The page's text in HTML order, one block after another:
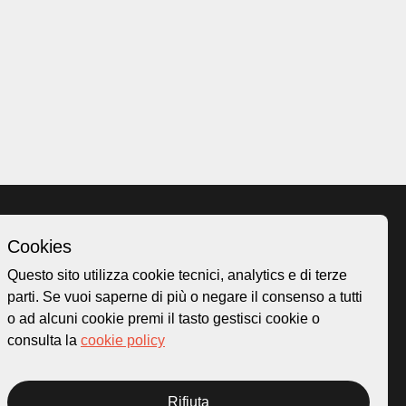
Homepage
Mappa
Storie
Cookies
Questo sito utilizza cookie tecnici, analytics e di terze
parti. Se vuoi saperne di più o negare il consenso a tutti
o ad alcuni cookie premi il tasto gestisci cookie o
consulta la cookie policy
Rifiuta